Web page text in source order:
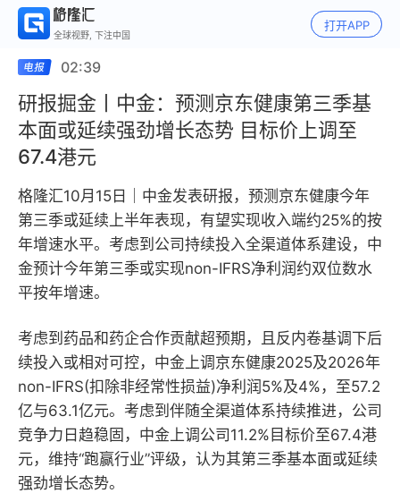
全球视野, 下注中国
打开APP
02:39
研报掘金丨中金：预测京东健康第三季基
本面或延续强劲增长态势 目标价上调至
67.4港元
格隆汇10月15日｜中金发表研报，预测京东健康今年
第三季或延续上半年表现，有望实现收入端约25%的按
年增速水平。考虑到公司持续投入全渠道体系建设，中
金预计今年第三季或实现non-IFRS净利润约双位数水
平按年增速。
考虑到药品和药企合作贡献超预期，且反内卷基调下后
续投入或相对可控，中金上调京东健康2025及2026年
non-IFRS(扣除非经常性损益)净利润5%及4%，至57.2
亿与63.1亿元。考虑到伴随全渠道体系持续推进，公司
竞争力日趋稳固，中金上调公司11.2%目标价至67.4港
元，维持“跑赢行业”评级，认为其第三季基本面或延续
强劲增长态势。